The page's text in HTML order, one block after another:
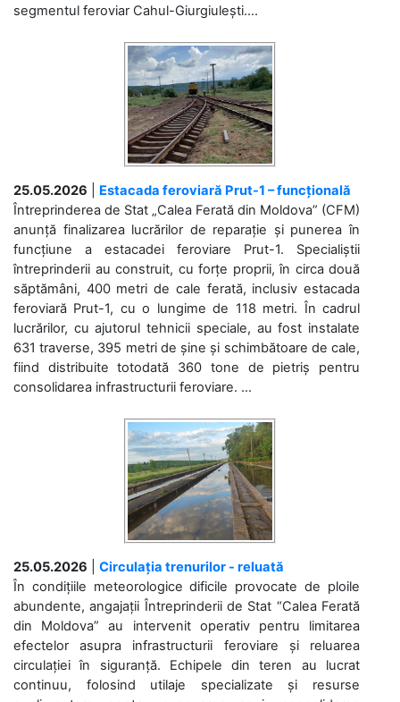
segmentul feroviar Cahul-Giurgiulești....
25.05.2026
Estacada feroviară Prut-1 – funcțională
Întreprinderea de Stat „Calea Ferată din Moldova” (CFM)
anunță finalizarea lucrărilor de reparație și punerea în
funcțiune a estacadei feroviare Prut-1. Specialiștii
întreprinderii au construit, cu forțe proprii, în circa două
săptămâni, 400 metri de cale ferată, inclusiv estacada
feroviară Prut-1, cu o lungime de 118 metri. În cadrul
lucrărilor, cu ajutorul tehnicii speciale, au fost instalate
631 traverse, 395 metri de șine și schimbătoare de cale,
fiind distribuite totodată 360 tone de pietriș pentru
consolidarea infrastructurii feroviare. ...
25.05.2026
Circulația trenurilor - reluată
În condițiile meteorologice dificile provocate de ploile
abundente, angajații Întreprinderii de Stat “Calea Ferată
din Moldova” au intervenit operativ pentru limitarea
efectelor asupra infrastructurii feroviare și reluarea
circulației în siguranță. Echipele din teren au lucrat
continuu, folosind utilaje specializate și resurse